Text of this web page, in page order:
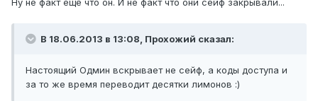
Ну не факт ещё что он. И не факт что они сейф закрывали...
В 18.06.2013 в 13:08, Прохожий сказал:
Настоящий Одмин вскрывает не сейф, а коды доступа и
за то же время переводит десятки лимонов :)